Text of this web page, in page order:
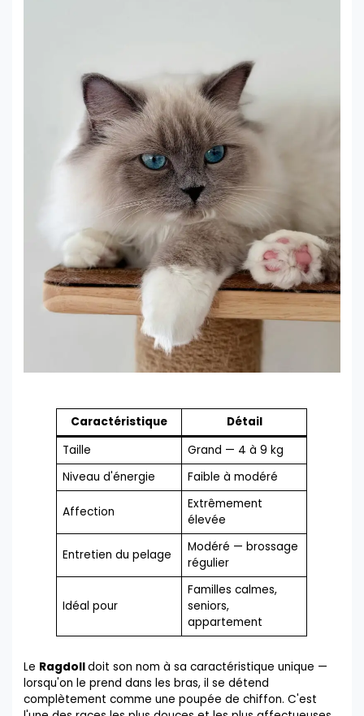
Caractéristique
Détail
Taille
Grand — 4 à 9 kg
Niveau d'énergie
Faible à modéré
Affection
Extrêmement
élevée
Entretien du pelage
Modéré — brossage
régulier
Idéal pour
Familles calmes,
seniors,
appartement
Le Ragdolldoit son nom à sa caractéristique unique —
lorsqu'on le prend dans les bras, il se détend
complètement comme une poupée de chiffon. C'est